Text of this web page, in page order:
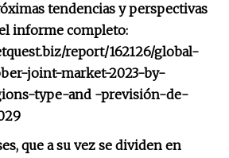
tendencias y perspectivas
informe completo:
report/162126/global-
joint-market-2023-by-
type-and -previsión-de-
que a su vez se dividen en